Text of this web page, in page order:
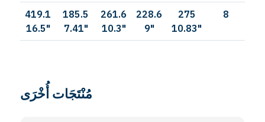
419.1
16.5"
185.5
7.41"
261.6
10.3"
228.6
9"
275
10.83"
8
مُنْتَجَات أُخْرَى